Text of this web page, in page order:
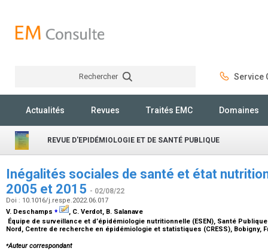
Rechercher Service
Actualités Revues Traités EMC Domaines
REVUE D'EPIDÉMIOLOGIE ET DE SANTÉ PUBLIQUE
Inégalités sociales de santé et état
2005 et 2015 - 02/08/22
Doi : 10.1016/j.respe.2022.06.017
V. Deschamps ⁎
, C. Verdot, B. Salanave
Équipe de surveillance et d’épidémiologie nutritionnelle (ESEN), Santé
Nord, Centre de recherche en épidémiologie et statistiques (CRESS), Bobigny,
⁎Auteur correspondant